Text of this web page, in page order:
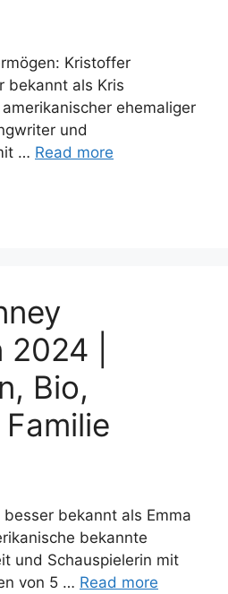
Kristoffer
bekannt als Kris
ehemaliger
und
… Read more
|
Bio,
besser bekannt als Emma
bekannte
und Schauspielerin mit
von 5 … Read more